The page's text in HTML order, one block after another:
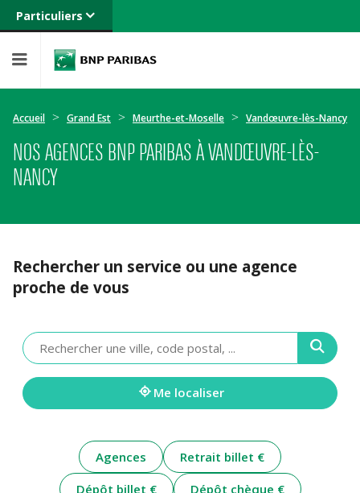
Particuliers
Banque privée
Entreprises
Accueil Grand Est Meurthe-et-Moselle Vandœuvre-lès-Nancy
NOS AGENCES BNP PARIBAS À VANDŒUVRE-LÈS-
NANCY
Rechercher un service ou une agence
proche de vous
Veuillez
renseigner
une
adresse
Me localiser
Agences
Retrait billet €
Dépôt billet €
Dépôt chèque €